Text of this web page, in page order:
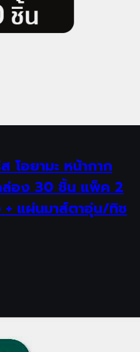
โอยามะ หน้ากาก
อง 30 ชิ้น แพ็ค 2
แผ่นมาส์ตาอุ่น/ทิช